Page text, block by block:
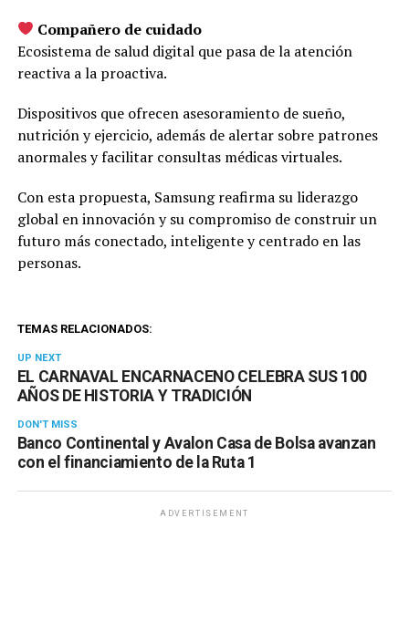
Compañero de cuidado
Ecosistema de salud digital que pasa de la atención
reactiva a la proactiva.
Dispositivos que ofrecen asesoramiento de sueño,
nutrición y ejercicio, además de alertar sobre patrones
anormales y facilitar consultas médicas virtuales.
Con esta propuesta, Samsung reafirma su liderazgo
global en innovación y su compromiso de construir un
futuro más conectado, inteligente y centrado en las
personas.
TEMAS RELACIONADOS:
UP NEXT
EL CARNAVAL ENCARNACENO CELEBRA SUS 100
AÑOS DE HISTORIA Y TRADICIÓN
DON'T MISS
Banco Continental y Avalon Casa de Bolsa avanzan
con el financiamiento de la Ruta 1
ADVERTISEMENT